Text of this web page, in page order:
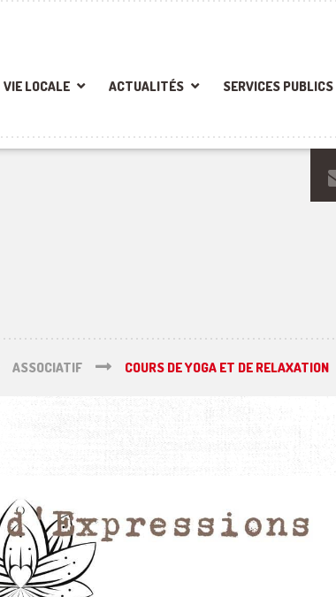
VIE LOCALE ACTUALITÉS SERVICES PUBLICS
ASSOCIATIF COURS DE YOGA ET DE RELAXATION